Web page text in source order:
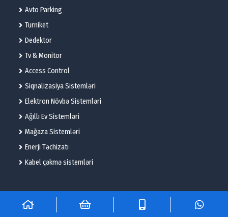
Avto Parking
Turniket
Dedektor
Tv & Monitor
Access Control
Siqnalizasiya Sistemləri
Elektron Növbə Sistemləri
Ağıllı Ev Sistemləri
Mağaza Sistemləri
Enerji Təchizatı
Kabel çəkmə sistemləri
© 2025 – Flame Technologies